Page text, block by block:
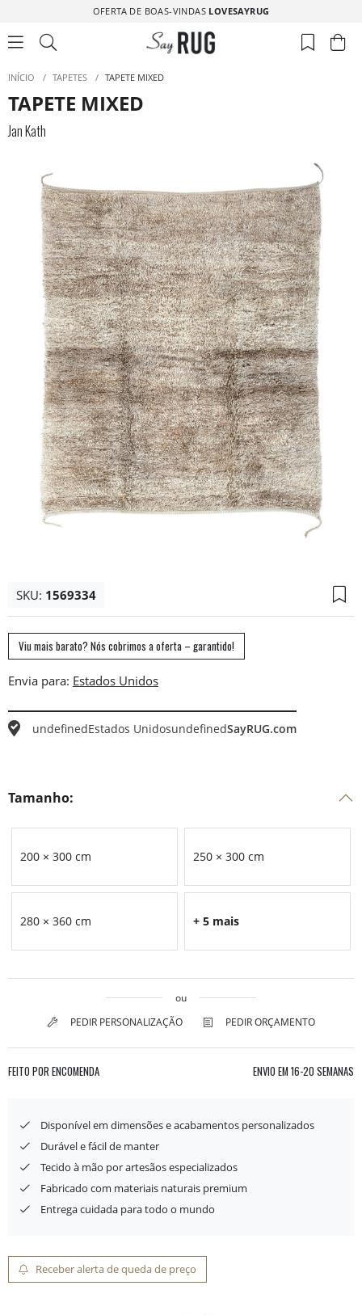
OFERTA DE BOAS-VINDAS LOVESAYRUG
INÍCIO / TAPETES / TAPETE MIXED
TAPETE MIXED
Jan Kath
SKU: 1569334
Viu mais barato? Nós cobrimos a oferta – garantido!
Envia para:
undefinedEstados UnidosundefinedSayRUG.com
Tamanho:
200 × 300 cm 250 × 300 cm
280 × 360 cm + 5 mais
ou
PEDIR PERSONALIZAÇÃO
PEDIR ORÇAMENTO
FEITO POR ENCOMENDA ENVIO EM 16-20 SEMANAS
Disponível em dimensões e acabamentos personalizados
Durável e fácil de manter
Tecido à mão por artesãos especializados
Fabricado com materiais naturais premium
Entrega cuidada para todo o mundo
Receber alerta de queda de preço